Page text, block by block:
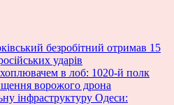
безробітний отримав 15
ударів
в лоб: 1020-й полк
ворожого дрона
інфраструктуру Одеси: